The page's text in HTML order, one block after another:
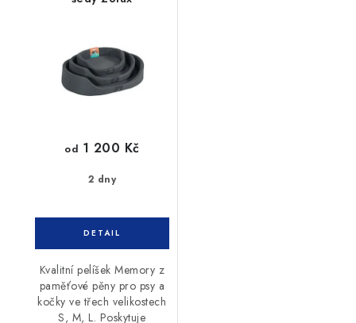
2 dny
od 1 200 Kč
Kvalitní pelíšek Memory z
paměťové pěny pro psy a
kočky ve třech velikostech
S, M, L. Poskytuje